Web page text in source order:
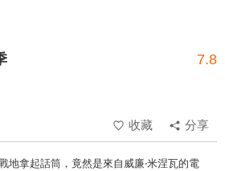
7.8
收藏
分享
地拿起話筒，竟然是來自威廉‧米涅瓦的電